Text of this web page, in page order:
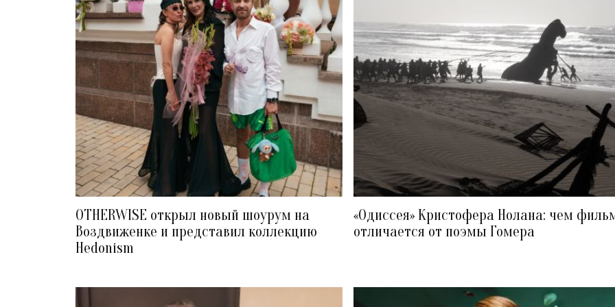
OTHERWISE открыл новый шоурум на
Воздвиженке и представил коллекцию
Hedonism
«Одиссея» Кристофера Нолана: чем
отличается от поэмы Гомера